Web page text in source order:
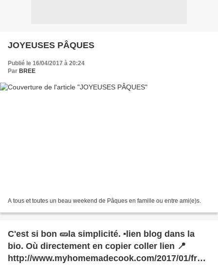
JOYEUSES PÂQUES
Publié le 16/04/2017 à 20:24
Par BREE
A tous et toutes un beau weekend de Pâques en famille ou entre ami(e)s.
C'est si bon 🥒la simplicité. ▪️lien blog dans la
bio. Où directement en copier coller lien 📍
http://www.myhomemadecook.com/2017/01/fraic